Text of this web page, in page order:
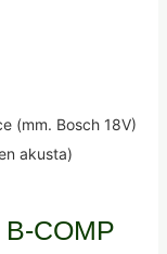
(mm. Bosch 18V)
akusta)
COMP